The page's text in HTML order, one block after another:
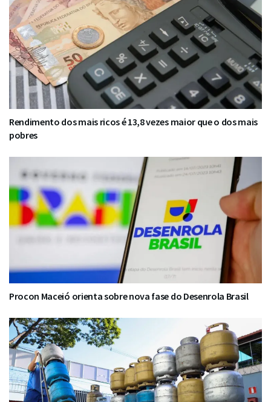
Rendimento dos mais ricos é 13,8 vezes maior que o dos mais
pobres
Procon Maceió orienta sobre nova fase do Desenrola Brasil